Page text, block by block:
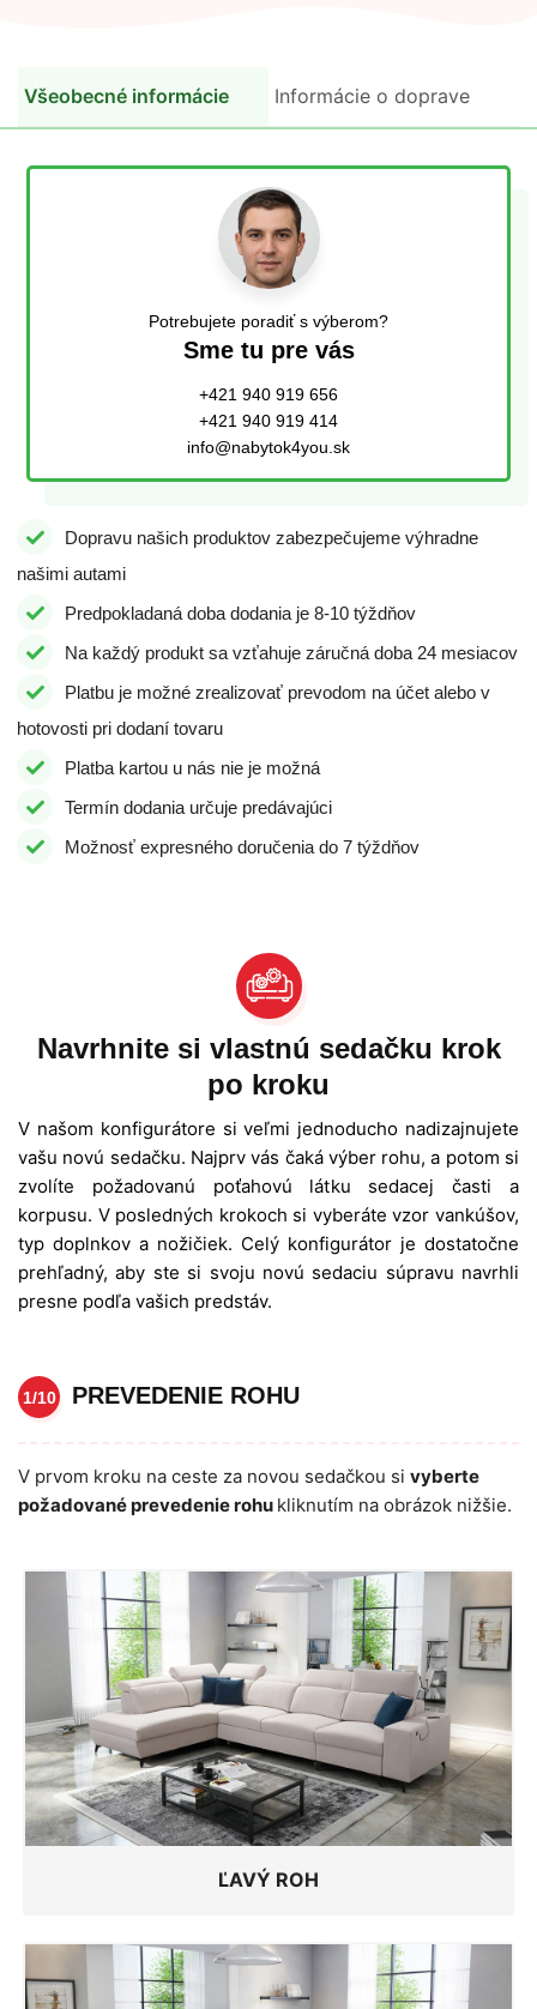
Všeobecné informácie Informácie o doprave
Potrebujete poradiť s výberom?
Sme tu pre vás
+421 940 919 656
+421 940 919 414
info@nabytok4you.sk
Dopravu našich produktov zabezpečujeme výhradne
našimi autami
Predpokladaná doba dodania je 8-10 týždňov
Na každý produkt sa vzťahuje záručná doba 24 mesiacov
Platbu je možné zrealizovať prevodom na účet alebo v
hotovosti pri dodaní tovaru
Platba kartou u nás nie je možná
Termín dodania určuje predávajúci
Možnosť expresného doručenia do 7 týždňov
Navrhnite si vlastnú sedačku krok
po kroku
V našom konfigurátore si veľmi jednoducho nadizajnujete
vašu novú sedačku. Najprv vás čaká výber rohu, a potom si
zvolíte požadovanú poťahovú látku sedacej časti a
korpusu. V posledných krokoch si vyberáte vzor vankúšov,
typ doplnkov a nožičiek. Celý konfigurátor je dostatočne
prehľadný, aby ste si svoju novú sedaciu súpravu navrhli
presne podľa vašich predstáv.
1/10 PREVEDENIE ROHU
V prvom kroku na ceste za novou sedačkou si vyberte
požadované prevedenie rohu kliknutím na obrázok nižšie.
ĽAVÝ ROH